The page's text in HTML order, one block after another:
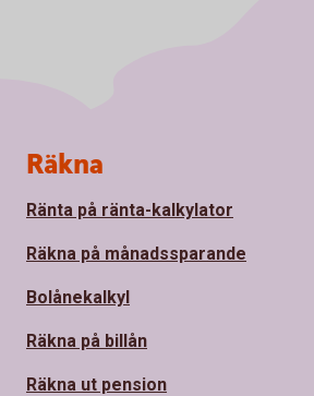
Sidfot
Räkna
Ränta på ränta-kalkylator
Räkna på månadssparande
Bolånekalkyl
Räkna på billån
Räkna ut pension